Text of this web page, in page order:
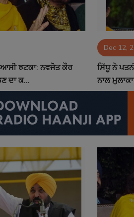
ਝਟਕਾ: ਨਵਜੋਤ ਕੌਰ
ਦਾ ਕ...
Dec 12,
ਸਿੱਧੂ ਨੇ
ਨਾਲ